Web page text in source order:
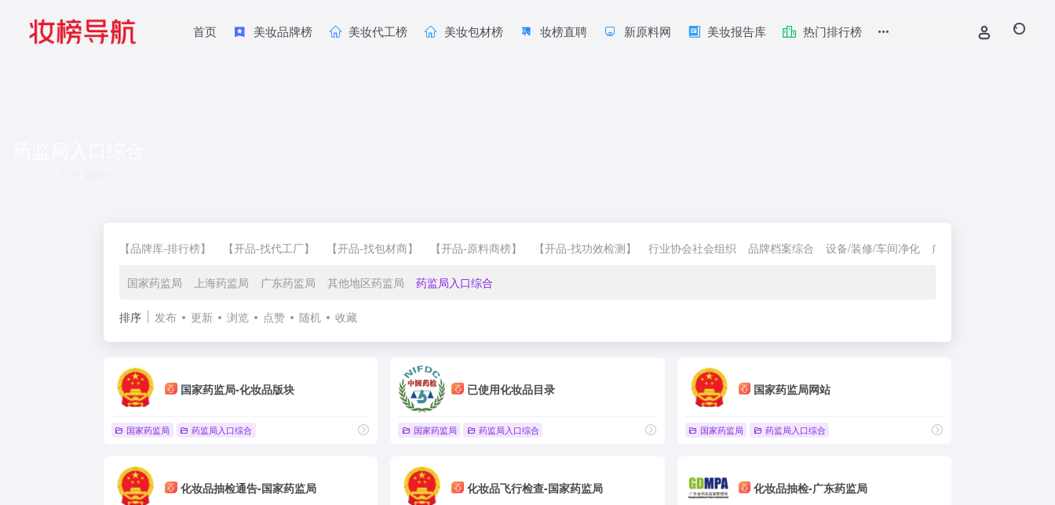
首页 美妆品牌榜 美妆代工榜 美妆包材榜 妆榜直聘 新原料网 美妆报告库 热门排行榜
【品牌库-排行榜】 【开品-找代工厂】 【开品-找包材商】 【开品-原料商榜】 【开品-找功效检测】 行业协会社会组织 品牌档案综合 设备/装修/车间净化 广告/设计/策划/搭建
国家药监局 上海药监局 广东药监局 其他地区药监局 药监局入口综合
排序 发布 更新 浏览 点赞 随机 收藏
国家药监局-化妆品版块
国家药监局 药监局入口综合
已使用化妆品目录
国家药监局 药监局入口综合
国家药监局网站
国家药监局 药监局入口综合
化妆品抽检通告-国家药监局 化妆品飞行检查-国家药监局 化妆品抽检-广东药监局